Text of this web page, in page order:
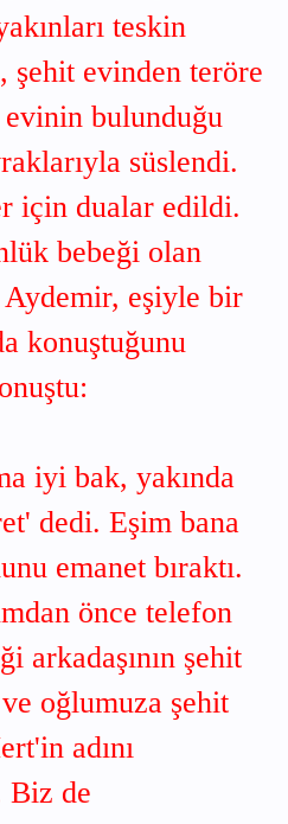
teskin
şehit evinden teröre
evinin bulunduğu
süslendi.
için dualar edildi.
bebeği olan
Aydemir, eşiyle bir
konuştuğunu
iyi bak, yakında
dedi. Eşim bana
emanet bıraktı.
önce telefon
arkadaşının şehit
oğlumuza şehit
adını
Biz de